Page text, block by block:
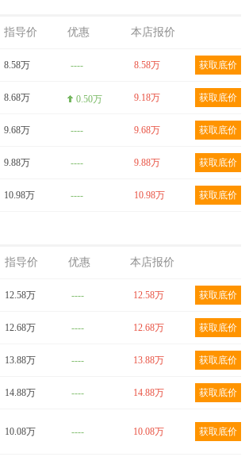
指导价 优惠 本店报价
8.58万 ---- 8.58万 获取底价
8.68万 0.50万 9.18万 获取底价
9.68万 ---- 9.68万 获取底价
9.88万 ---- 9.88万 获取底价
10.98万 ---- 10.98万 获取底价
指导价 优惠 本店报价
12.58万 ---- 12.58万 获取底价
12.68万 ---- 12.68万 获取底价
13.88万 ---- 13.88万 获取底价
14.88万 ---- 14.88万 获取底价
10.08万 ---- 10.08万 获取底价